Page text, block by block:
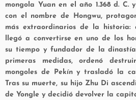
mongola Yuan en el año 1.368 d. C.
con el nombre de Hongwu,
más extraordinarios de la historia:
llegó a convertirse en uno de los
su tiempo y fundador de la
primeras medidas, ordenó
mongoles de Pekín y trasladó la
Tras su muerte, su hijo Zhu Di
de Yongle y decidió devolver la